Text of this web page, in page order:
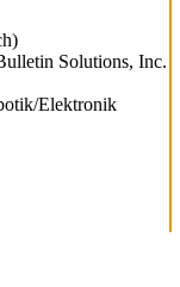
Solutions, Inc.
Elektronik